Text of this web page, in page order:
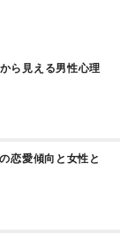
ら見える男性心理
恋愛傾向と女性と